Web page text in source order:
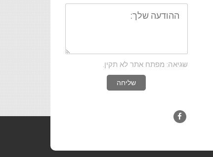
ההודעה
שלך:
שגיאה: מפתח אתר לא תקין.
שליחה